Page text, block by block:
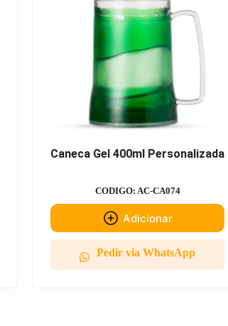
Caneca Gel 400ml Personalizada
CODIGO: AC-CA074
Adicionar
Pedir via WhatsApp